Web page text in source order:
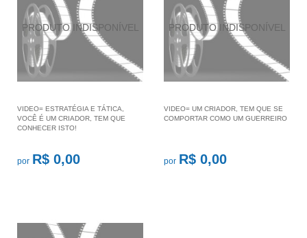
VIDEO= ESTRATÉGIA E TÁTICA,
VOCÊ É UM CRIADOR, TEM QUE
CONHECER ISTO!
por R$ 0,00
VIDEO= UM CRIADOR, TEM QUE SE
COMPORTAR COMO UM GUERREIRO
por R$ 0,00